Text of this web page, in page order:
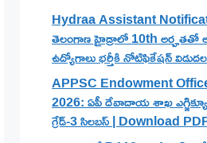
Hydraa Assistant
తెలంగాణ హైడ్రాలో 10th అర్హతతో
ఉద్యోగాలు భర్తీకి నోటిఫికేషన్ విడుదల
APPSC Endowment
2026: ఏపీ దేవాదాయ శాఖ
గ్రేడ్-3 సిలబస్ | Download